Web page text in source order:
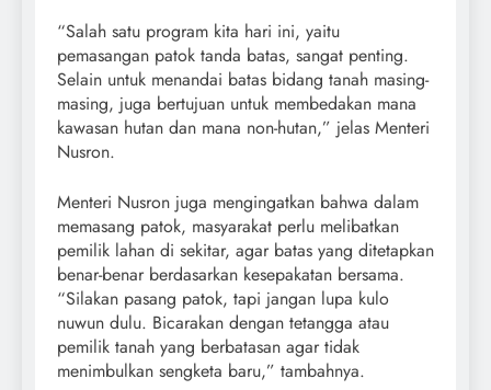
“Salah satu program kita hari ini, yaitu
pemasangan patok tanda batas, sangat penting.
Selain untuk menandai batas bidang tanah masing-
masing, juga bertujuan untuk membedakan mana
kawasan hutan dan mana non-hutan,” jelas Menteri
Nusron.
Menteri Nusron juga mengingatkan bahwa dalam
memasang patok, masyarakat perlu melibatkan
pemilik lahan di sekitar, agar batas yang ditetapkan
benar-benar berdasarkan kesepakatan bersama.
“Silakan pasang patok, tapi jangan lupa kulo
nuwun dulu. Bicarakan dengan tetangga atau
pemilik tanah yang berbatasan agar tidak
menimbulkan sengketa baru,” tambahnya.